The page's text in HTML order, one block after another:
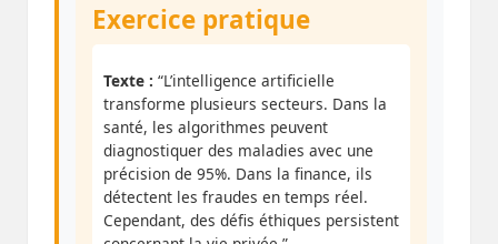
Exercice pratique
Texte : “L’intelligence artificielle
transforme plusieurs secteurs. Dans la
santé, les algorithmes peuvent
diagnostiquer des maladies avec une
précision de 95%. Dans la finance, ils
détectent les fraudes en temps réel.
Cependant, des défis éthiques persistent